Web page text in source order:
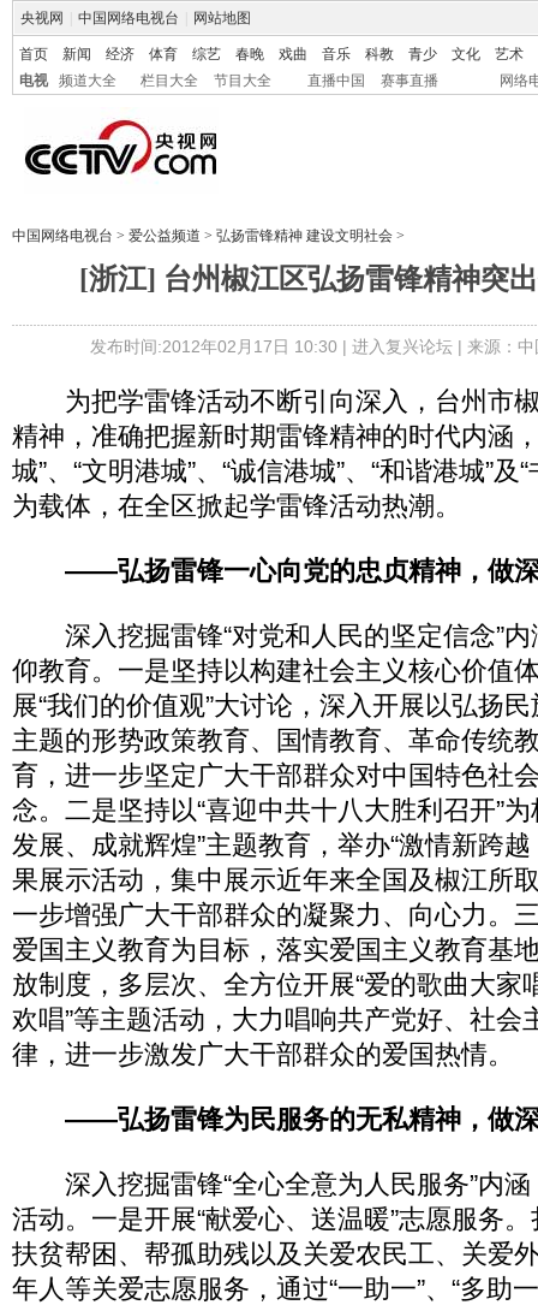
央视网 中国网络电视台 网站地图
首页 新闻 经济 体育 综艺 春晚 戏曲 音乐 科教 青少 文化
艺术
电视
频道大全 栏目大全 节目大全 直播中国 赛事直播 网络
中国网络电视台 > 爱公益频道 > 弘扬雷锋精神 建设文明社会 >
[浙江] 台州椒江区弘扬雷锋精神突
发布时间:2012年02月17日 10:30 | 进入复兴论坛| 来源：
为把学雷锋活动不断引向深入，台州市
精神，准确把握新时期雷锋精神的时代内涵
城”、“文明港城”、“诚信港城”、“和谐港城”及
为载体，在全区掀起学雷锋活动热潮。
——弘扬雷锋一心向党的忠贞精神，做
深入挖掘雷锋“对党和人民的坚定信念”内
仰教育。一是坚持以构建社会主义核心价值
展“我们的价值观”大讨论，深入开展以弘扬
主题的形势政策教育、国情教育、革命传统
育，进一步坚定广大干部群众对中国特色社
念。二是坚持以“喜迎中共十八大胜利召开”
发展、成就辉煌”主题教育，举办“激情新跨
果展示活动，集中展示近年来全国及椒江所
一步增强广大干部群众的凝聚力、向心力。
爱国主义教育为目标，落实爱国主义教育基
放制度，多层次、全方位开展“爱的歌曲大家
欢唱”等主题活动，大力唱响共产党好、社会
律，进一步激发广大干部群众的爱国热情。
——弘扬雷锋为民服务的无私精神，做
深入挖掘雷锋“全心全意为人民服务”内涵
活动。一是开展“献爱心、送温暖”志愿服务
扶贫帮困、帮孤助残以及关爱农民工、关爱
年人等关爱志愿服务，通过“一助一”、“多助